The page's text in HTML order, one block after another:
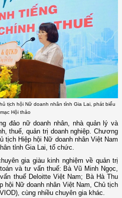
tịch hội Nữ doanh nhân tỉnh Gia Lai, phát biểu
Hội thảo
đảo nữ doanh nhân, nhà quản lý và
thuế, quản trị doanh nghiệp. Chương
tịch Hiệp hội Nữ doanh nhân Việt Nam
tỉnh Gia Lai, tổ chức.
gia giàu kinh nghiệm về quản trị
và tư vấn thuế: Bà Vũ Minh Ngọc,
thuế Deloitte Việt Nam; Bà Hà Thu
hội Nữ doanh nhân Việt Nam, Chủ tịch
cùng nhiều chuyên gia khác.